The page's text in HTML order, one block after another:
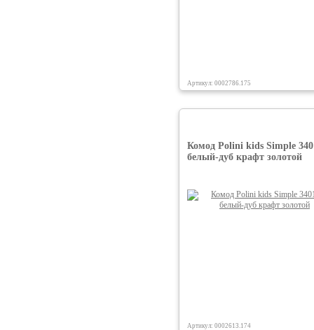
Артикул: 0002786.175
Комод Polini kids Simple
белый-дуб крафт золотой
Артикул: 0002613.174